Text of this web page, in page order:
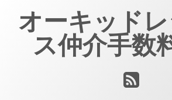
オーキッド
ス仲介手数
RSS